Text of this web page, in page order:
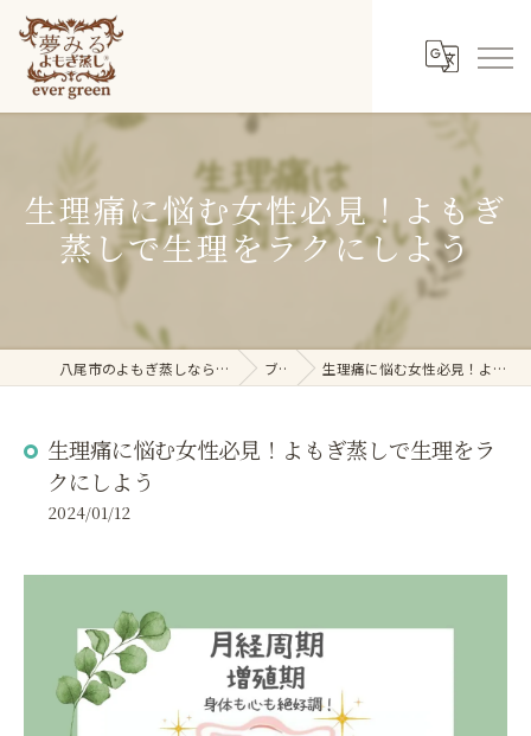
生理痛に悩む女性必見！よもぎ
蒸しで生理をラクにしよう
八尾市のよもぎ蒸しなら夢みるよもぎ蒸し ever green ブログ 生理痛に悩む女性必見！よもぎ蒸しで生理をラクにしよう
生理痛に悩む女性必見！よもぎ蒸しで生理をラ
クにしよう
2024/01/12